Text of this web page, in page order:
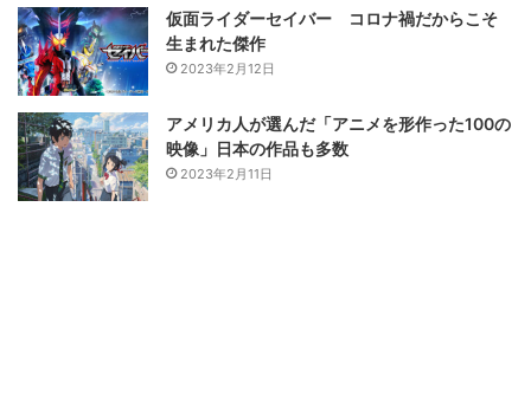
仮面ライダーセイバー コロナ禍だからこそ
生まれた傑作
2023年2月12日
アメリカ人が選んだ「アニメを形作った100の
映像」日本の作品も多数
2023年2月11日